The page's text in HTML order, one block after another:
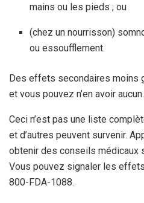
mains ou les pieds ; ou
(chez un nourrisson)
ou essoufflement.
Des effets secondaires moins
et vous pouvez n’en avoir aucun.
Ceci n’est pas une liste
et d’autres peuvent survenir.
obtenir des conseils médicaux
Vous pouvez signaler les
800-FDA-1088.